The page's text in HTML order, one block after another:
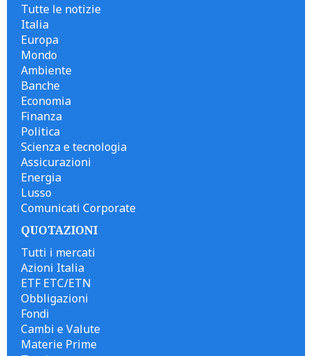
Tutte le notizie
Italia
Europa
Mondo
Ambiente
Banche
Economia
Finanza
Politica
Scienza e tecnologia
Assicurazioni
Energia
Lusso
Comunicati Corporate
QUOTAZIONI
Tutti i mercati
Azioni Italia
ETF ETC/ETN
Obbligazioni
Fondi
Cambi e Valute
Materie Prime